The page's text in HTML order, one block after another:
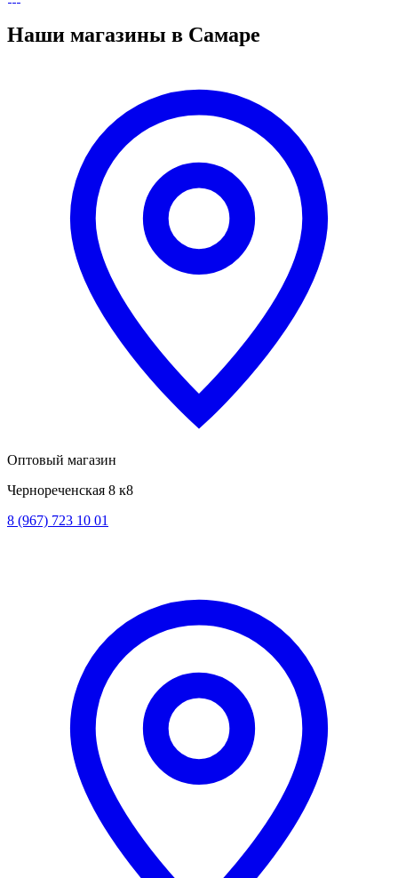
Наши магазины в Самаре
Оптовый магазин
Чернореченская 8 к8
8 (967) 723 10 01